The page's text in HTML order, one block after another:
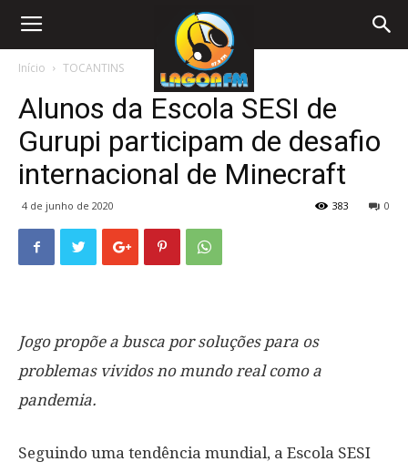
Início TOCANTINS
Alunos da Escola SESI de
Gurupi participam de desafio
internacional de Minecraft
4 de junho de 2020 0
383
Jogo propõe a busca por soluções para os
problemas vividos no mundo real como a
pandemia.
Seguindo uma tendência mundial, a Escola SESI